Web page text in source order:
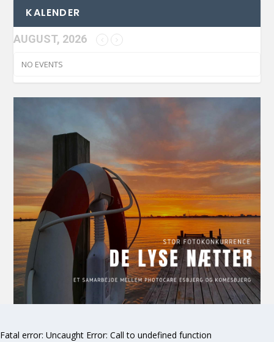
KALENDER
AUGUST, 2026
NO EVENTS
Fatal error: Uncaught Error: Call to undefined function